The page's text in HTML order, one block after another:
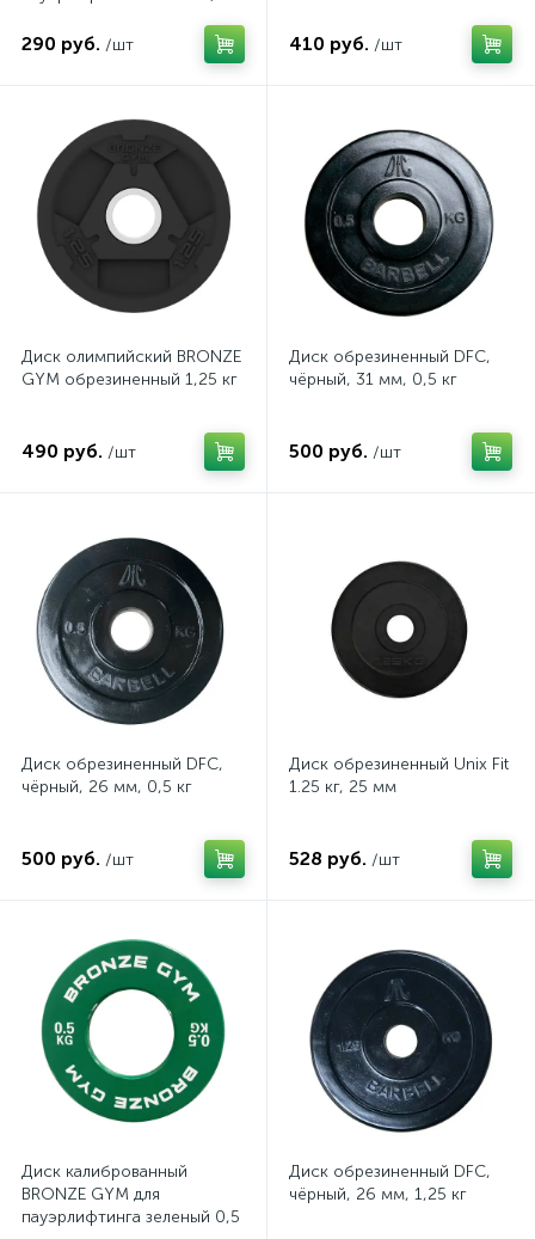
290 руб. /шт 410 руб. /шт
Диск олимпийский BRONZE
GYM обрезиненный 1,25 кг
490 руб. /шт
Диск обрезиненный DFC,
чёрный, 31 мм, 0,5 кг
500 руб. /шт
Диск обрезиненный DFC,
чёрный, 26 мм, 0,5 кг
500 руб. /шт
Диск обрезиненный Unix Fit
1.25 кг, 25 мм
528 руб. /шт
Диск калиброванный
BRONZE GYM для
пауэрлифтинга зеленый 0,5
Диск обрезиненный DFC,
чёрный, 26 мм, 1,25 кг